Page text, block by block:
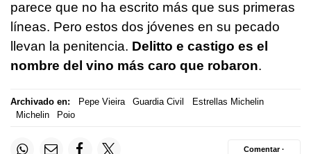
parece que no ha escrito más que sus primeras
líneas. Pero estos dos jóvenes en su pecado
llevan la penitencia. Delitto e castigo es el
nombre del vino más caro que robaron.
Archivado en: Pepe Vieira Guardia Civil
Estrellas Michelin
Michelin
Poio
Comentar ·